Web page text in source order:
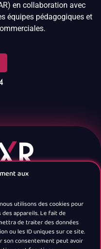
aux
utilisons des cookies pour
appareils. Le fait de
de traiter des données
ou les ID uniques sur ce site.
son consentement peut avoir
en collaboration avec
équipes pédagogiques et